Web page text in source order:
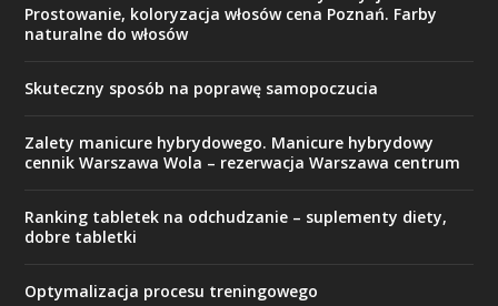
Prostowanie, koloryzacja włosów cena Poznań. Farby
naturalne do włosów
Skuteczny sposób na poprawę samopoczucia
Zalety manicure hybrydowego. Manicure hybrydowy
cennik Warszawa Wola – rezerwacja Warszawa centrum
Ranking tabletek na odchudzanie – suplementy diety,
dobre tabletki
Optymalizacja procesu treningowego